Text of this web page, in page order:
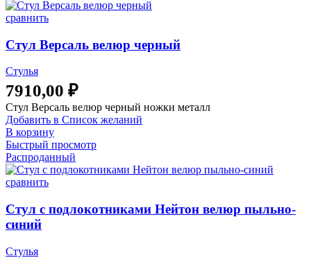
сравнить
Стул Версаль велюр черный
Стулья
7910,00 ₽
Стул Версаль велюр черный ножки металл
Добавить в Список желаний
В корзину
Быстрый просмотр
Распроданный
сравнить
Стул с подлокотниками Нейтон велюр пыльно-
синий
Стулья